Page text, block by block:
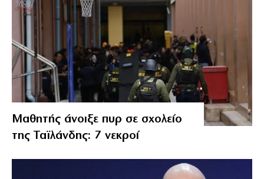
Μαθητής άνοιξε πυρ σε σχολείο
της Ταϊλάνδης: 7 νεκροί